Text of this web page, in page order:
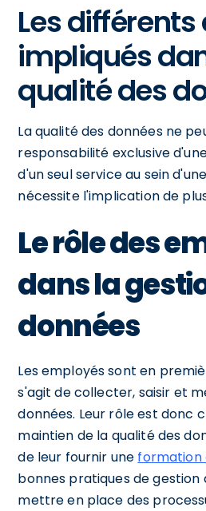
Les
impliqués
qualité des
La qualité des données ne
responsabilité exclusive
d'un seul service au sein
nécessite l'implication de
Le rôle des
dans la
données
Les employés sont en
s'agit de collecter, saisir et
données. Leur rôle est donc
maintien de la qualité des
de leur fournir une formation
bonnes pratiques de gestion
mettre en place des